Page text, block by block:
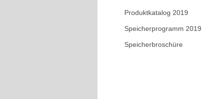
Produktkatalog 2019
Speicherprogramm 2019
Speicherbroschüre